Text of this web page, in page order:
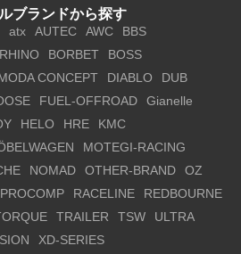
ブランドから探す
atx AUTEC AWC
BBS
BORBET
BOSS
CONCEPT DIABLO
DUB
FUEL-OFFROAD
Gianelle
HELO HRE
KMC
MOTEGI-RACING
NOMAD OTHER-BRAND
OZ
PROCOMP RACELINE
REDBOURNE
TRAILER TSW
ULTRA
XD-SERIES